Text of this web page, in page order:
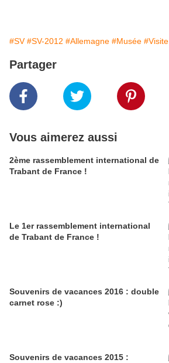
#SV #SV-2012 #Allemagne #Musée #Visite
Partager
Vous aimerez aussi
2ème rassemblement international de
Trabant de France !
Le 1er rassemblement international
de Trabant de France !
Souvenirs de vacances 2016 : double
carnet rose :)
Souvenirs de vacances 2015 :